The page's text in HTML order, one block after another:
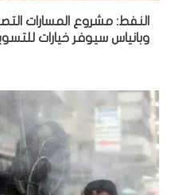
النفط: مشروع المسارات
وبانياس سيوفر خيارات